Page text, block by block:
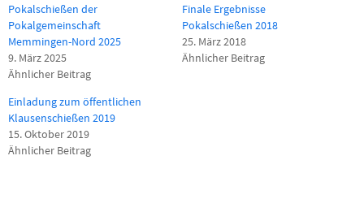
Pokalschießen der
Pokalgemeinschaft
Memmingen-Nord 2025
9. März 2025
Ähnlicher Beitrag
Finale Ergebnisse
Pokalschießen 2018
25. März 2018
Ähnlicher Beitrag
Einladung zum öffentlichen
Klausenschießen 2019
15. Oktober 2019
Ähnlicher Beitrag